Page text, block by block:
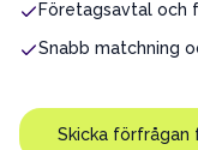
Företagsavtal och
Snabb matchning
Skicka förfrågan